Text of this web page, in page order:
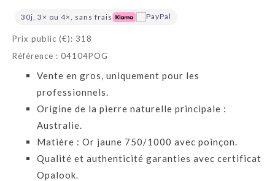
30j, 3× ou 4×, sans frais
Prix public (€): 318
Référence : 04104POG
Vente en gros, uniquement pour les
professionnels.
Origine de la pierre naturelle principale :
Australie.
Matière : Or jaune 750/1000 avec poinçon.
Qualité et authenticité garanties avec certificat
Opalook.